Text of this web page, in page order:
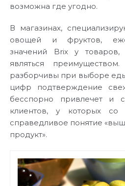
возможна где угодно.
В магазинах,
овощей и фруктов,
значений Brix у товаров,
являться
разборчивы при выборе
цифр подтверждение
бесспорно привлечет и
клиентов, у которых со
справедливое понятие
продукт».